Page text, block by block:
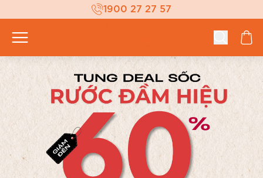
1900 27 27 57